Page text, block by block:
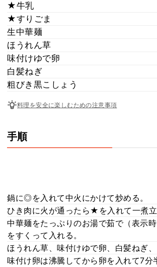
★牛乳
★すりごま
生中華麺
ほうれん草
味付けゆで卵
白髪ねぎ
粗びき黒こしょう
料理を安全に楽しむための注意事項
手順
鍋に◎を入れて中火にかけて炒める。
ひき肉に火が通ったら★を入れて一煮
中華麺をたっぷりのお湯で茹で（表示
をすくって入れる。
ほうれん草、味付けゆで卵、白髪ねぎ
味付け卵は沸騰してから卵を入れて7